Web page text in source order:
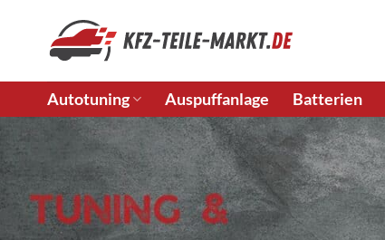
springen
Autotuning Auspuffanlage Batterien